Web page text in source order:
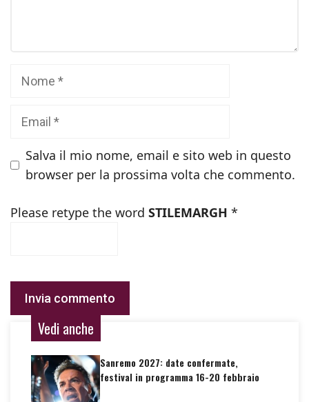
Salva il mio nome, email e sito web in questo
browser per la prossima volta che commento.
Please retype the word STILEMARGH *
Vedi anche
Sanremo 2027: date confermate,
festival in programma 16-20 febbraio